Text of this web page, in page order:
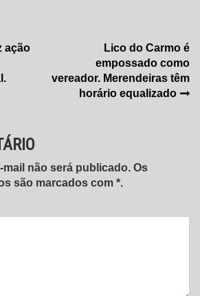
ação
Lico do Carmo é
empossado como
vereador. Merendeiras têm
horário equalizado
não será publicado. Os
são marcados com *.